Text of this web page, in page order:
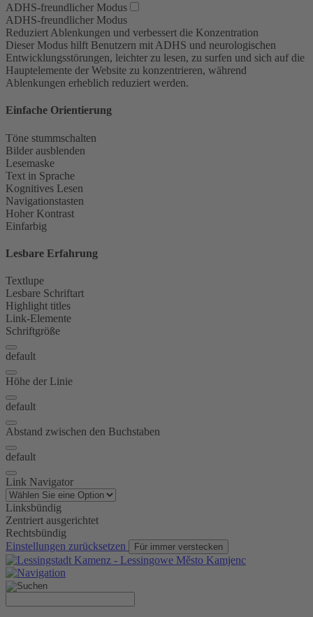
ADHS-freundlicher Modus
ADHS-freundlicher Modus
Reduziert Ablenkungen und verbessert die Konzentration
Dieser Modus hilft Benutzern mit ADHS und neurologischen
Entwicklungsstörungen, leichter zu lesen, zu surfen und sich auf die
Hauptelemente der Website zu konzentrieren, während
Ablenkungen erheblich reduziert werden.
Einfache Orientierung
Töne stummschalten
Bilder ausblenden
Lesemaske
Text in Sprache
Kognitives Lesen
Navigationstasten
Hoher Kontrast
Einfarbig
Lesbare Erfahrung
Textlupe
Lesbare Schriftart
Highlight titles
Link-Elemente
Schriftgröße
default
Höhe der Linie
default
Abstand zwischen den Buchstaben
default
Link Navigator
Linksbündig
Zentriert ausgerichtet
Rechtsbündig
Einstellungen zurücksetzen
Für immer verstecken